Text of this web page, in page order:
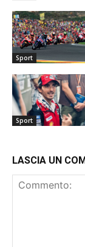
Sport
Sport
LASCIA UN